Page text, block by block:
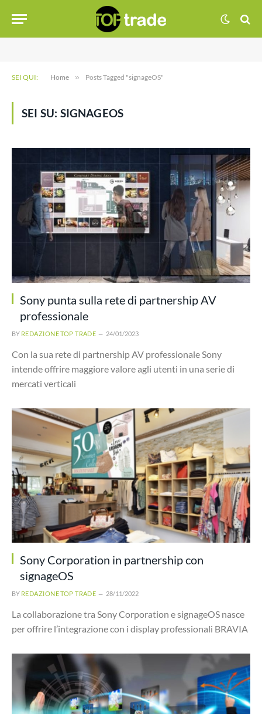
SEI QUI: Home » Posts Tagged "signageOS"
SEI SU: SIGNAGEOS
Sony punta sulla rete di partnership AV
professionale
BY REDAZIONE TOP TRADE 24/01/2023
Con la sua rete di partnership AV professionale Sony
intende offrire maggiore valore agli utenti in una serie di
mercati verticali
Sony Corporation in partnership con
signageOS
BY REDAZIONE TOP TRADE 28/11/2022
La collaborazione tra Sony Corporation e signageOS nasce
per offrire l’integrazione con i display professionali BRAVIA